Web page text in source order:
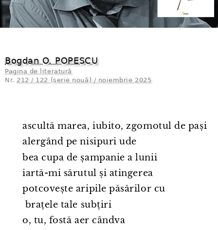
Bogdan O. POPESCU
Pagina de literatură
Nr. 212 / 122 (serie nouă) / noiembrie 2025
ascultă marea, iubito, zgomotul de pași
alergând pe nisipuri ude
bea cupa de șampanie a lunii
iartă-mi sărutul și atingerea
potcovește aripile păsărilor cu
​ brațele tale subțiri
o, tu, fostă aer cândva